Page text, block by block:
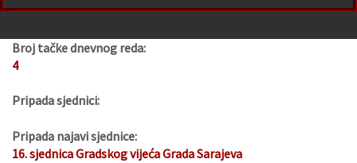
Broj tačke dnevnog reda:
4
Pripada sjednici:
Pripada najavi sjednice:
16. sjednica Gradskog vijeća Grada Sarajeva